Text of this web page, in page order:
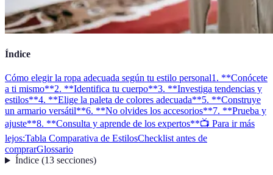
Índice
Cómo elegir la ropa adecuada según tu estilo personal1. **Conócete
a ti mismo**2. **Identifica tu cuerpo**3. **Investiga tendencias y
estilos**4. **Elige la paleta de colores adecuada**5. **Construye
un armario versátil**6. **No olvides los accesorios**7. **Prueba y
ajuste**8. **Consulta y aprende de los expertos**📺 Para ir más
lejos:Tabla Comparativa de EstilosChecklist antes de
comprarGlossario
Índice(13 secciones)